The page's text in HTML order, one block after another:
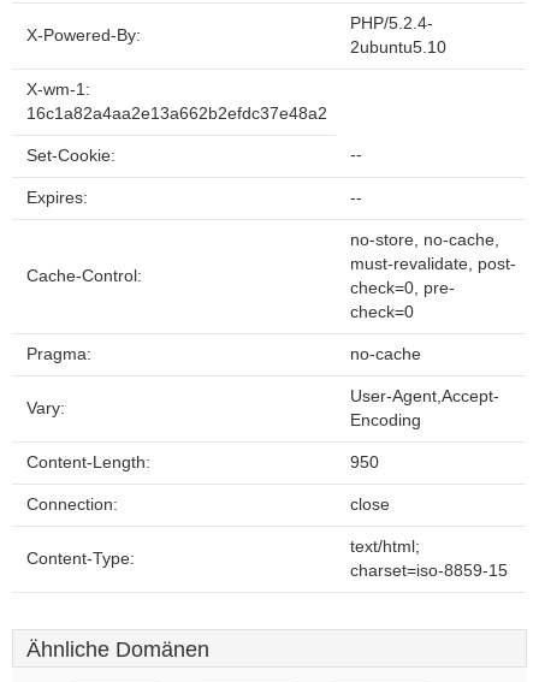
X-Powered-By:
PHP/5.2.4-
2ubuntu5.10
X-wm-1:
16c1a82a4aa2e13a662b2efdc37e48a2
Set-Cookie: --
Expires: --
Cache-Control:
no-store, no-cache,
must-revalidate, post-
check=0, pre-
check=0
Pragma: no-cache
Vary:
User-Agent,Accept-
Encoding
Content-Length: 950
Connection: close
Content-Type:
text/html;
charset=iso-8859-15
Ähnliche Domänen